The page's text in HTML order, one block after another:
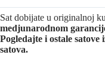
Sat dobijate u originalnoj
medjunarodnom
Pogledajte i ostale satove
satova.